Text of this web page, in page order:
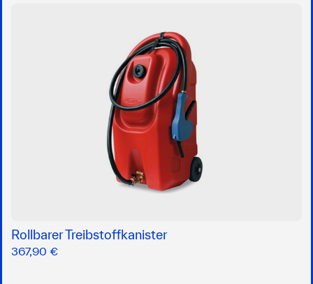
Rollbarer Treibstoffkanister
367,90 €